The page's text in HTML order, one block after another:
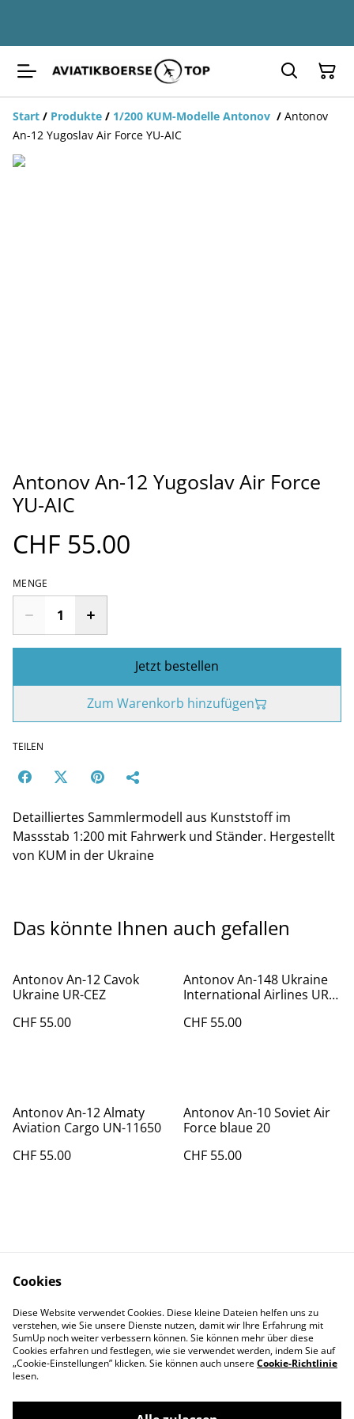
Start / Produkte / 1/200 KUM-Modelle Antonov / Antonov
An-12 Yugoslav Air Force YU-AIC
Antonov An-12 Yugoslav Air Force
YU-AIC
CHF 55.00
MENGE
Jetzt bestellen
Zum Warenkorb hinzufügen
TEILEN
Detailliertes Sammlermodell aus Kunststoff im
Massstab 1:200 mit Fahrwerk und Ständer. Hergestellt
von KUM in der Ukraine
Das könnte Ihnen auch gefallen
Antonov An-12 Cavok
Ukraine UR-CEZ
CHF 55.00
Antonov An-148 Ukraine
International Airlines UR-
CHF 55.00
Antonov An-12 Almaty
Aviation Cargo UN-11650
CHF 55.00
Antonov An-10 Soviet Air
Force blaue 20
CHF 55.00
Datenschutz
Cookie Policy
Impressum
Cookies
Diese Website verwendet Cookies. Diese kleine Dateien helfen uns zu
verstehen, wie Sie unsere Dienste nutzen, damit wir Ihre Erfahrung mit
SumUp noch weiter verbessern können. Sie können mehr über diese
Cookies erfahren und festlegen, wie sie verwendet werden, indem Sie auf
„Cookie-Einstellungen” klicken. Sie können auch unsereCookie-Richtlinie
lesen.